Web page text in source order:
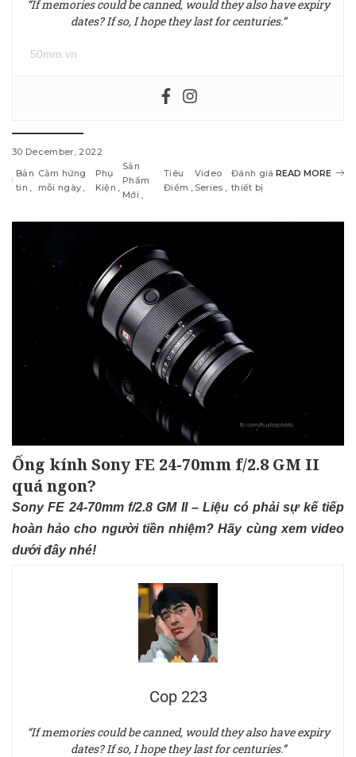
“If memories could be canned, would they also have expiry
dates? If so, I hope they last for centuries.”
50mm.vn
30 December, 2022
Bản
tin
Cảm hứng
mỗi ngày
Phụ
Kiện
Sản
Phẩm
Mới
Tiêu
Điểm
Video
Series
Đánh giá
thiết bị
READ MORE
Ống kính Sony FE 24-70mm f/2.8 GM II
quá ngon?
Sony FE 24-70mm f/2.8 GM II – Liệu có phải sự kế tiếp
hoàn hảo cho người tiền nhiệm? Hãy cùng xem video
dưới đây nhé!
Cop 223
“If memories could be canned, would they also have expiry
dates? If so, I hope they last for centuries.”